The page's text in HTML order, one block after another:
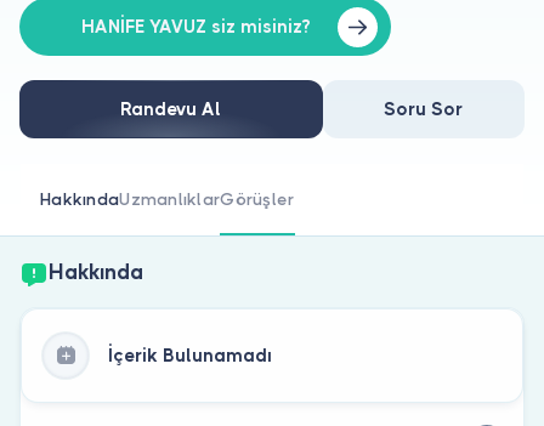
Doktorlar için
Doktor musunuz?
HANİFE YAVUZ siz misiniz?
Randevu Al Soru Sor
HakkındaUzmanlıklarGörüşler
Hakkında
İçerik Bulunamadı